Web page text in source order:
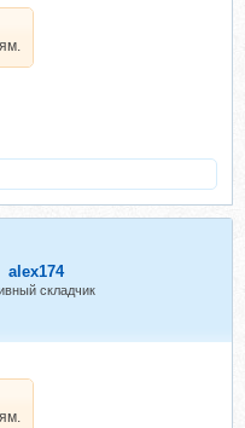
alex174
складчик